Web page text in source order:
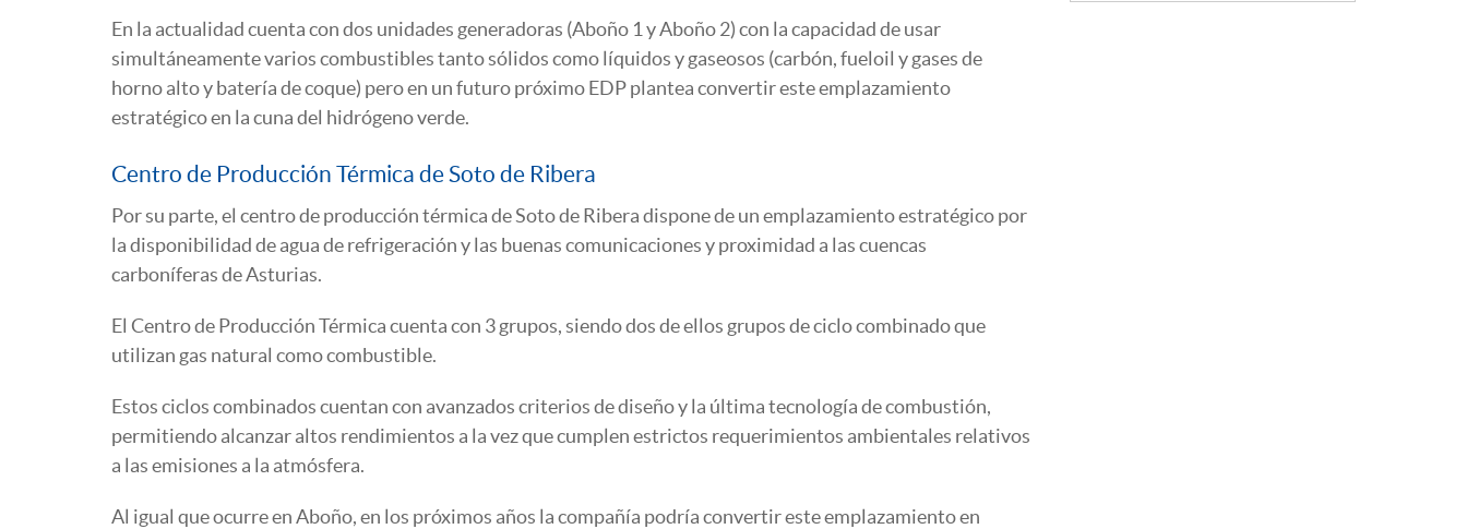
En la actualidad cuenta con dos unidades generadoras (Aboño 1 y Aboño 2) con la capacidad de usar
simultáneamente varios combustibles tanto sólidos como líquidos y gaseosos (carbón, fueloil y gases de
horno alto y batería de coque) pero en un futuro próximo EDP plantea convertir este emplazamiento
estratégico en la cuna del hidrógeno verde.
Centro de Producción Térmica de Soto de Ribera
Por su parte, el centro de producción térmica de Soto de Ribera dispone de un emplazamiento estratégico por
la disponibilidad de agua de refrigeración y las buenas comunicaciones y proximidad a las cuencas
carboníferas de Asturias.
El Centro de Producción Térmica cuenta con 3 grupos, siendo dos de ellos grupos de ciclo combinado que
utilizan gas natural como combustible.
Estos ciclos combinados cuentan con avanzados criterios de diseño y la última tecnología de combustión,
permitiendo alcanzar altos rendimientos a la vez que cumplen estrictos requerimientos ambientales relativos
a las emisiones a la atmósfera.
Al igual que ocurre en Aboño, en los próximos años la compañía podría convertir este emplazamiento en